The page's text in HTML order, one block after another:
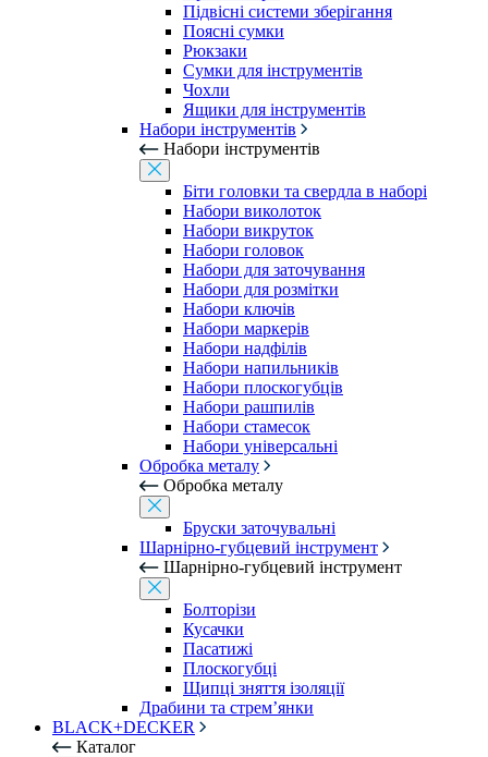
Підвісні системи зберігання
Поясні сумки
Рюкзаки
Сумки для інструментів
Чохли
Ящики для інструментів
Набори інструментів
Набори інструментів
Біти головки та свердла в наборі
Набори виколоток
Набори викруток
Набори головок
Набори для заточування
Набори для розмітки
Набори ключів
Набори маркерів
Набори надфілів
Набори напильників
Набори плоскогубців
Набори рашпилів
Набори стамесок
Набори універсальні
Обробка металу
Обробка металу
Бруски заточувальні
Шарнірно-губцевий інструмент
Шарнірно-губцевий інструмент
Болторізи
Кусачки
Пасатижі
Плоскогубці
Щипці зняття ізоляції
Драбини та стрем’янки
BLACK+DECKER
Каталог